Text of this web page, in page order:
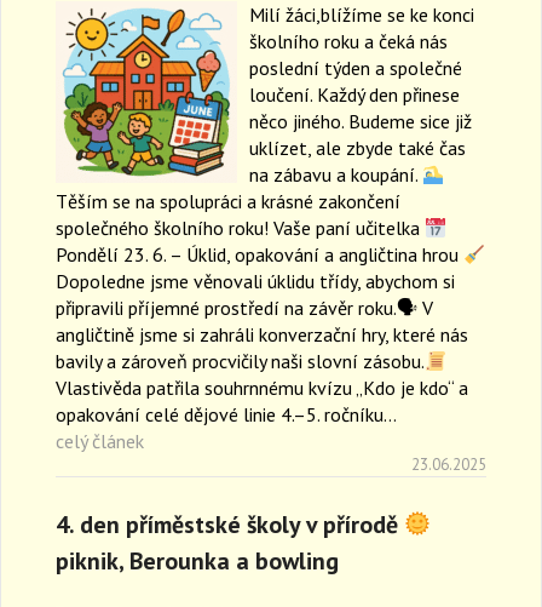
Milí žáci,blížíme se ke konci
školního roku a čeká nás
poslední týden a společné
loučení. Každý den přinese
něco jiného. Budeme sice již
uklízet, ale zbyde také čas
na zábavu a koupání.
Těším se na spolupráci a krásné zakončení
společného školního roku! Vaše paní učitelka
Pondělí 23. 6. – Úklid, opakování a angličtina hrou
Dopoledne jsme věnovali úklidu třídy, abychom si
připravili příjemné prostředí na závěr roku.🗣 V
angličtině jsme si zahráli konverzační hry, které nás
bavily a zároveň procvičily naši slovní zásobu.
Vlastivěda patřila souhrnnému kvízu „Kdo je kdo“ a
opakování celé dějové linie 4.–5. ročníku…
celý článek
23.06.2025
4. den příměstské školy v přírodě
piknik, Berounka a bowling